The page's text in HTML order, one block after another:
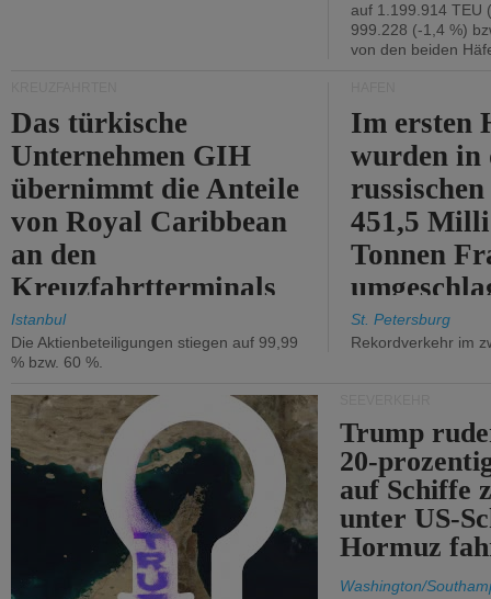
auf 1.199.914 TEU
999.228 (-1,4 %)
von den beiden
Das türkische
Unternehmen GIH
übernimmt die Anteile
von Royal Caribbean
an den
Kreuzfahrtterminals
in Kusadasi und
Lissabon.
Istanbul
Die Aktienbeteiligungen stiegen auf 99,99
% bzw. 60 %.
Im ersten
wurden in
451,5
Tonnen
%).
St. Petersburg
Rekordverkehr im
Trump
20-
auf Schiffe
unter US-
Hormuz
Washington/